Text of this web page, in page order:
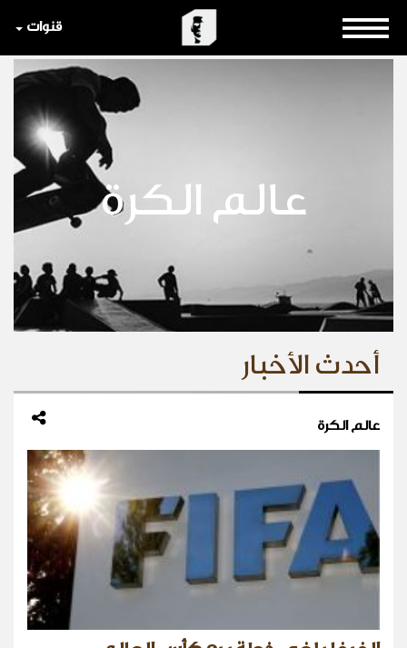
قنوات
عالم الكرة
أحدث الأخبار
عالم الكرة